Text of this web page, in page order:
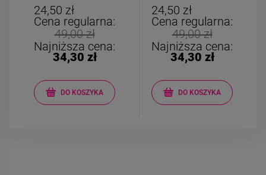
napis
24,50 zł
Cena regularna:
49,00 zł
Najniższa cena:
34,30 zł
DO KOSZYKA
24,50 zł
Cena regularna:
49,00 zł
Najniższa cena:
34,30 zł
DO KOSZYKA